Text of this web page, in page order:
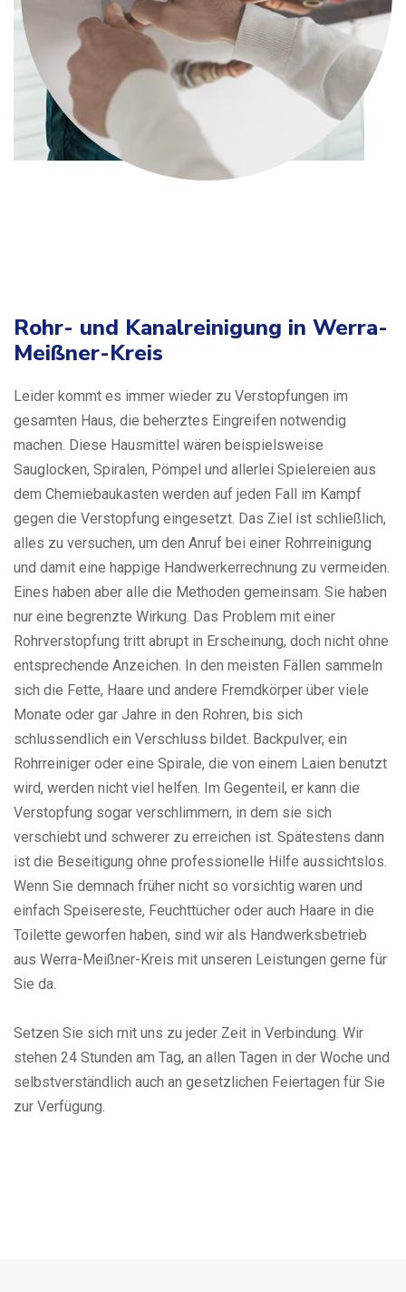
Rohr- und Kanalreinigung in Werra-
Meißner-Kreis
Leider kommt es immer wieder zu Verstopfungen im
gesamten Haus, die beherztes Eingreifen notwendig
machen. Diese Hausmittel wären beispielsweise
Sauglocken, Spiralen, Pömpel und allerlei Spielereien aus
dem Chemiebaukasten werden auf jeden Fall im Kampf
gegen die Verstopfung eingesetzt. Das Ziel ist schließlich,
alles zu versuchen, um den Anruf bei einer Rohrreinigung
und damit eine happige Handwerkerrechnung zu vermeiden.
Eines haben aber alle die Methoden gemeinsam. Sie haben
nur eine begrenzte Wirkung. Das Problem mit einer
Rohrverstopfung tritt abrupt in Erscheinung, doch nicht ohne
entsprechende Anzeichen. In den meisten Fällen sammeln
sich die Fette, Haare und andere Fremdkörper über viele
Monate oder gar Jahre in den Rohren, bis sich
schlussendlich ein Verschluss bildet. Backpulver, ein
Rohrreiniger oder eine Spirale, die von einem Laien benutzt
wird, werden nicht viel helfen. Im Gegenteil, er kann die
Verstopfung sogar verschlimmern, in dem sie sich
verschiebt und schwerer zu erreichen ist. Spätestens dann
ist die Beseitigung ohne professionelle Hilfe aussichtslos.
Wenn Sie demnach früher nicht so vorsichtig waren und
einfach Speisereste, Feuchttücher oder auch Haare in die
Toilette geworfen haben, sind wir als Handwerksbetrieb
aus Werra-Meißner-Kreis mit unseren Leistungen gerne für
Sie da.
Setzen Sie sich mit uns zu jeder Zeit in Verbindung. Wir
stehen 24 Stunden am Tag, an allen Tagen in der Woche und
selbstverständlich auch an gesetzlichen Feiertagen für Sie
zur Verfügung.